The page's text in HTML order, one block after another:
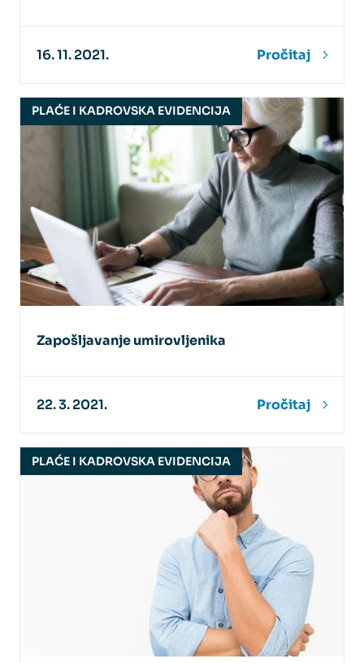
16. 11. 2021. Pročitaj
PLAĆE I KADROVSKA EVIDENCIJA
Zapošljavanje umirovljenika
22. 3. 2021. Pročitaj
PLAĆE I KADROVSKA EVIDENCIJA